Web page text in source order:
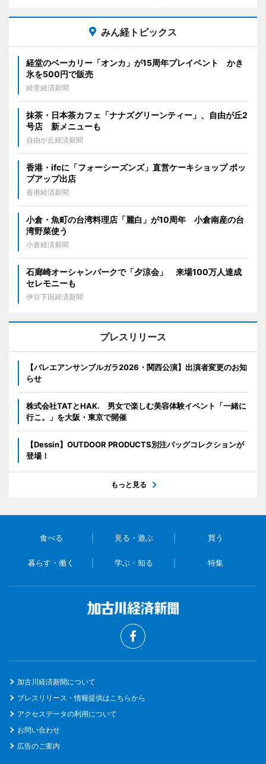
みん経トピックス
経堂のベーカリー「オンカ」が15周年プレイベント かき
氷を500円で販売
経堂経済新聞
抹茶・日本茶カフェ「ナナズグリーンティー」、自由が丘2
号店 新メニューも
自由が丘経済新聞
香港・ifcに「フォーシーズンズ」直営ケーキショップ ポッ
プアップ出店
香港経済新聞
小倉・魚町の台湾料理店「麗白」が10周年 小倉南産の台
湾野菜使う
小倉経済新聞
石廊崎オーシャンパークで「夕涼会」 来場100万人達成
セレモニーも
伊豆下田経済新聞
プレスリリース
【バレエアンサンブルガラ2026・関西公演】出演者変更のお知
らせ
株式会社TATとHAK. 男女で楽しむ美容体験イベント「一緒に
行こ。」を大阪・東京で開催
【Dessin】OUTDOOR PRODUCTS別注バッグコレクションが
登場！
もっと見る
食べる 見る・遊ぶ 買う
暮らす・働く 学ぶ・知る 特集
加古川経済新聞について
プレスリリース・情報提供はこちらから
アクセスデータの利用について
お問い合わせ
広告のご案内